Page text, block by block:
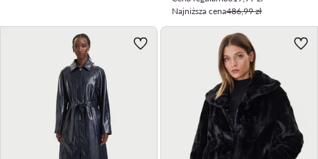
Najniższa cena486,99 zł